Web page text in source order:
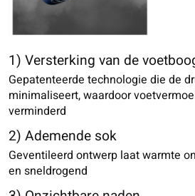
1) Versterking van de
Gepatenteerde technologie die de
minimaliseert, waardoor
verminderd
2) Ademende sok
Geventileerd ontwerp laat warmte
en sneldrogend